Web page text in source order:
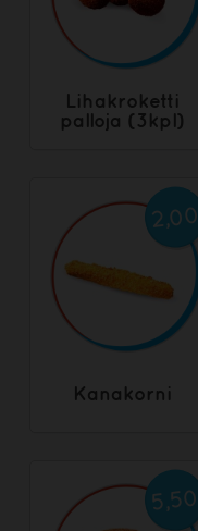
Lihakroketti
palloja (3kpl)
2,00
Kanakorni
5,50